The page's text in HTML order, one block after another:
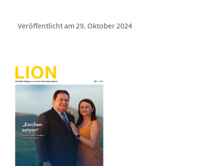
Veröffentlicht am 29. Oktober 2024